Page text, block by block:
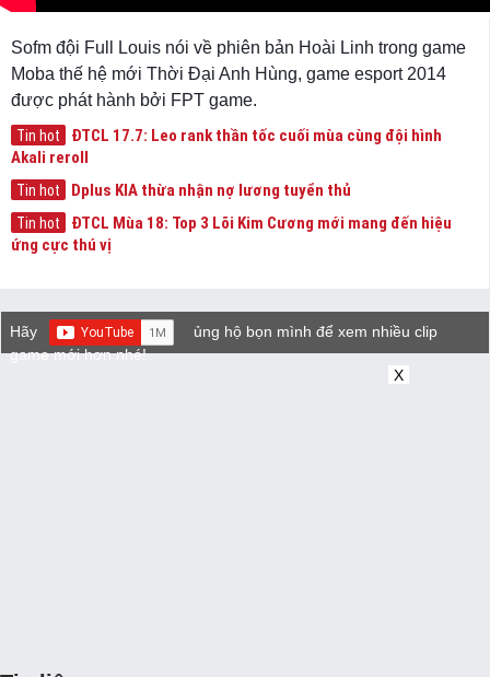
Sofm đội Full Louis nói về phiên bản Hoài Linh trong game
Moba thế hệ mới Thời Đại Anh Hùng, game esport 2014
được phát hành bởi FPT game.
Tin hot
ĐTCL 17.7: Leo rank thần tốc cuối mùa cùng đội hình
Akali reroll
Tin hot Dplus KIA thừa nhận nợ lương tuyển thủ
Tin hot
ĐTCL Mùa 18: Top 3 Lõi Kim Cương mới mang đến hiệu
ứng cực thú vị
Hãy
ủng hộ bọn mình để xem nhiều clip
game mới hơn nhé!
X